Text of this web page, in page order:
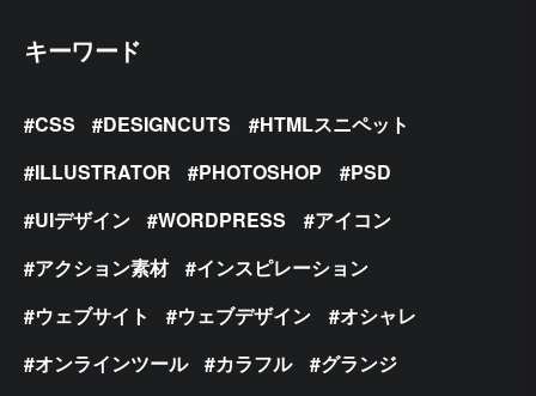
キーワード
CSS DESIGNCUTS
HTMLスニペット
ILLUSTRATOR
PHOTOSHOP
PSD
UIデザイン
WORDPRESS
アイコン
アクション素材
インスピレーション
ウェブサイト
ウェブデザイン
オシャレ
オンラインツール
カラフル
グランジ